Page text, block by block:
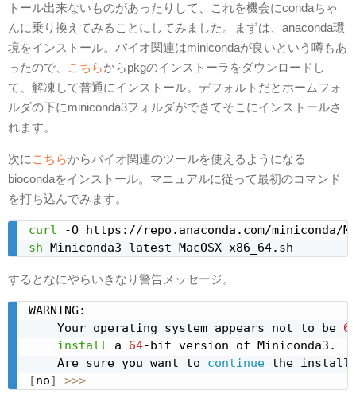
トール出来ないものがあったりして、これを機会にcondaちゃ
んに乗り換えてみることにしてみました。まずは、anaconda環
境をインストール。バイオ関連はminicondaが良いという噂もあ
ったので、
こちらからpkgのインストーラをダウンロードし
て、解凍して普通にインストール。デフォルトだとホームフォ
ルダの下にminiconda3フォルダができてそこにインストールさ
れます。
次に こちらからバイオ関連のツールを使えるようになる
biocondaをインストール。マニュアルに従って最初のコマンド
を打ち込んでみます。
curl
sh Miniconda3-latest-MacOSX-x86_64.sh
するとなにやらいきなり警告メッセージ。
WARNING:
    Your operating system appears not to be
install a 64-bit version of Miniconda3.
    Are sure you want to
continue the
[no] >>>